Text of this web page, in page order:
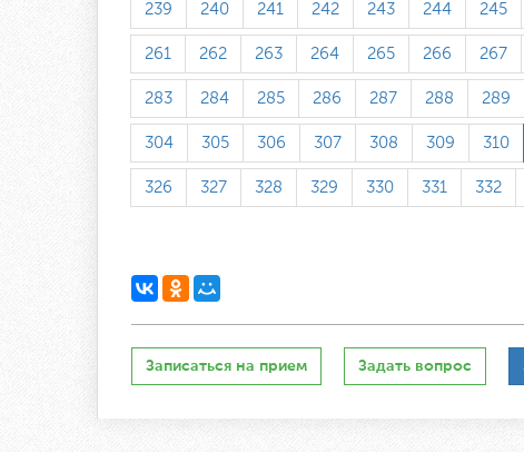
239 240 241 242 243 244 245
261 262 263 264 265 266 267
283 284 285 286 287 288 289
304 305 306 307 308 309 310
326 327 328 329 330 331 332
Записаться на прием Задать вопрос